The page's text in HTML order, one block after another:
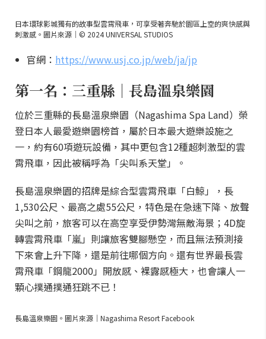
日本環球影城獨有的故事型雲霄飛車，可享受著奔馳於園區上空的爽快感與
刺激感。圖片來源｜© 2024 UNIVERSAL STUDIOS
官網： https://www.usj.co.jp/web/ja/jp
第一名：三重縣｜長島溫泉樂園
位於三重縣的長島溫泉樂園（Nagashima Spa Land）榮
登日本人最愛遊樂園榜首，屬於日本最大遊樂設施之
一，約有60項遊玩設備，其中更包含12種超刺激型的雲
霄飛車，因此被稱呼為「尖叫系天堂」。
長島溫泉樂園的招牌是綜合型雲霄飛車「白鯨」，長
1,530公尺、最高之處55公尺，特色是在急速下降、放聲
尖叫之前，旅客可以在高空享受伊勢灣無敵海景；4D旋
轉雲霄飛車「嵐」則讓旅客雙腳懸空，而且無法預測接
下來會上升下降，還是前往哪個方向。還有世界最長雲
霄飛車「鋼龍2000」開放感、裸露感極大，也會讓人一
顆心撲通撲通狂跳不已！
長島溫泉樂園。圖片來源｜Nagashima Resort Facebook